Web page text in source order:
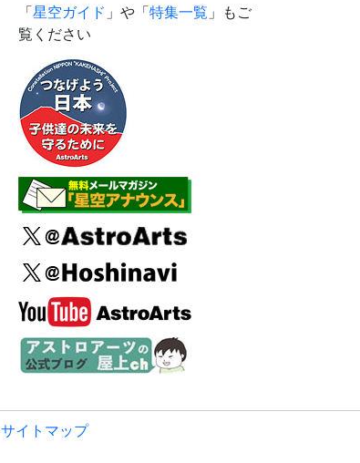
「星空ガイド 」や「特集一覧 」もご
覧ください
サイトマップ